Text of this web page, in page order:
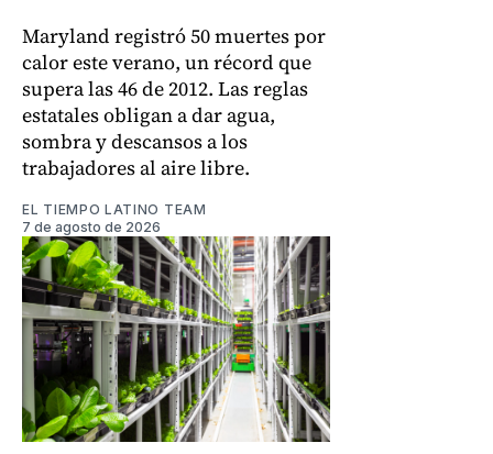
Maryland registró 50 muertes por
calor este verano, un récord que
supera las 46 de 2012. Las reglas
estatales obligan a dar agua,
sombra y descansos a los
trabajadores al aire libre.
EL TIEMPO LATINO TEAM
7 de agosto de 2026